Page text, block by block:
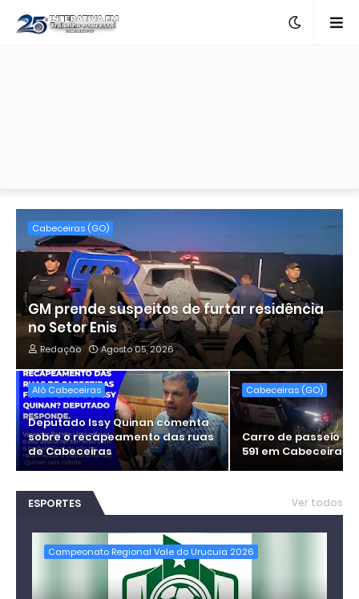
Cabeceiras (GO)
GM prende suspeitos de furtar residência
no Setor Enis
Redação Agosto 05, 2026
Alô Cabeceiras
Deputado Issy Quinan comenta
sobre o recapeamento das ruas
de Cabeceiras
Cabeceiras (GO)
Carro de passeio
591 em Cabeceiras
ESPORTES Ver todos
Campeonato Regional Vale do Urucuia 2026